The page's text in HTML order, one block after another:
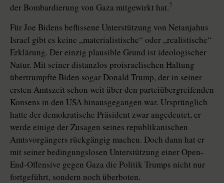
der Bombardierung von Gaza mitgewirkt hat.5
Für Joe Bidens beflissene Unterstützung von Netanjahus
Israel gibt es keine „materialistische“ oder „realistische“
Erklärung. Der einzig plausible Grund ist ideologischer
Natur. Mit seiner distanzlos proisraelischen Haltung
übertrumpfte Biden sogar Donald Trump, der in seiner
ersten Amtszeit schon weit über den parteiübergreifenden
Konsens in den USA hinausgegangen war. Ursprünglich
hatte der demokratische Präsident zwar angedeutet, er
werde einige der Zusagen seines republikanischen
Amtsvorgängers rückgängig machen. Doch dann hat er
mit seiner bedingungslosen Unterstützung einer Open-
End-Offensive gegen Gaza die Politik Trumps nicht nur
fortgeführt, sondern noch überboten.